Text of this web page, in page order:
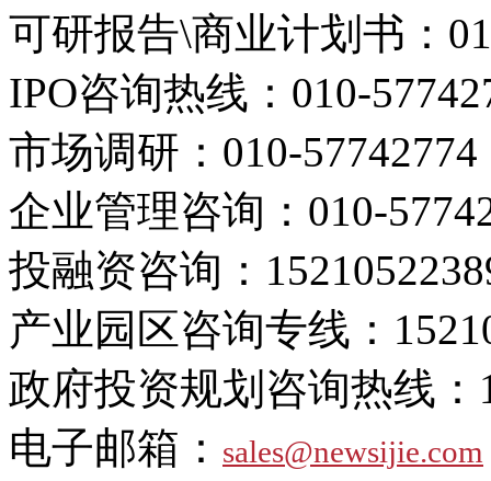
可研报告\商业计划书：
IPO咨询热线： 010-
市场调研： 010-57742774
企业管理咨询： 010-
投融资咨询：
产业园区咨询专线：
政府投资规划咨询热线：
电子邮箱： sales@newsijie.com